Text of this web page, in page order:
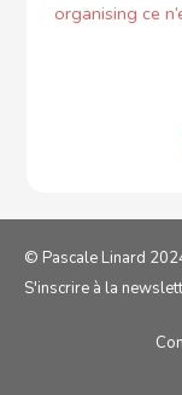
organising ce
© Pascale Linard
S'inscrire à la